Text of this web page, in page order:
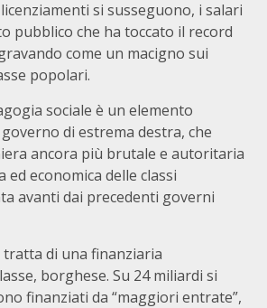
si susseguono, i salari
pubblico che ha toccato il record
come un macigno sui
popolari.
sociale è un elemento
di estrema destra, che
ancora più brutale e autoritaria
ed economica delle classi
avanti dai precedenti governi
tratta di una finanziaria
borghese. Su 24 miliardi si
finanziati da “maggiori entrate”,